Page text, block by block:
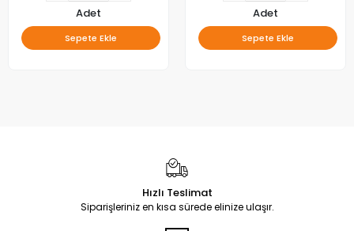
Adet
Sepete Ekle
Adet
Sepete Ekle
Hızlı Teslimat
Siparişleriniz en kısa sürede elinize ulaşır.